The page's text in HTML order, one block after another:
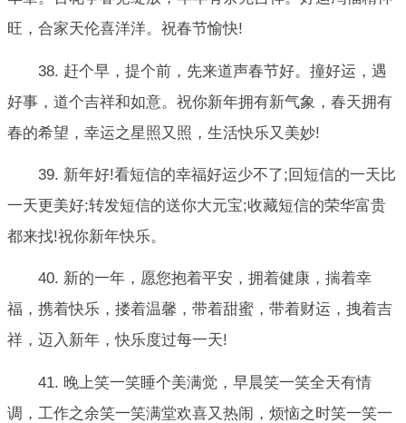
旺，合家天伦喜洋洋。祝春节愉快!
38. 赶个早，提个前，先来道声春节好。撞好运，遇
好事，道个吉祥和如意。祝你新年拥有新气象，春天拥有
春的希望，幸运之星照又照，生活快乐又美妙!
39. 新年好!看短信的幸福好运少不了;回短信的一天比
一天更美好;转发短信的送你大元宝;收藏短信的荣华富贵
都来找!祝你新年快乐。
40. 新的一年，愿您抱着平安，拥着健康，揣着幸
福，携着快乐，搂着温馨，带着甜蜜，带着财运，拽着吉
祥，迈入新年，快乐度过每一天!
41. 晚上笑一笑睡个美满觉，早晨笑一笑全天有情
调，工作之余笑一笑满堂欢喜又热闹，烦恼之时笑一笑一